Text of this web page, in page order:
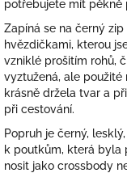
potřebujete mít pěkně
Zapíná se na černý
hvězdičkami, kterou
vzniklé prošitím rohů,
vyztužená, ale
krásně držela tvar a
při cestování.
Popruh je černý,
k poutkům, která byla
nosit jako crossbody